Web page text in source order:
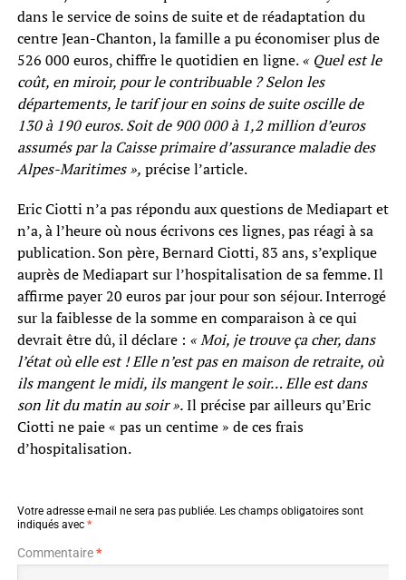
dans le service de soins de suite et de réadaptation du
centre Jean-Chanton, la famille a pu économiser plus de
526 000 euros, chiffre le quotidien en ligne.« Quel est le
coût, en miroir, pour le contribuable ? Selon les
départements, le tarif jour en soins de suite oscille de
130 à 190 euros. Soit de 900 000 à 1,2 million d’euros
assumés par la Caisse primaire d’assurance maladie des
Alpes-Maritimes », précise l’article.
Eric Ciotti n’a pas répondu aux questions de Mediapart et
n’a, à l’heure où nous écrivons ces lignes, pas réagi à sa
publication. Son père, Bernard Ciotti, 83 ans, s’explique
auprès de Mediapart sur l’hospitalisation de sa femme. Il
affirme payer 20 euros par jour pour son séjour. Interrogé
sur la faiblesse de la somme en comparaison à ce qui
devrait être dû, il déclare : « Moi, je trouve ça cher, dans
l’état où elle est ! Elle n’est pas en maison de retraite, où
ils mangent le midi, ils mangent le soir… Elle est dans
son lit du matin au soir ».Il précise par ailleurs qu’Eric
Ciotti ne paie « pas un centime » de ces frais
d’hospitalisation.
Votre adresse e-mail ne sera pas publiée. Les champs obligatoires sont
indiqués avec *
Commentaire*